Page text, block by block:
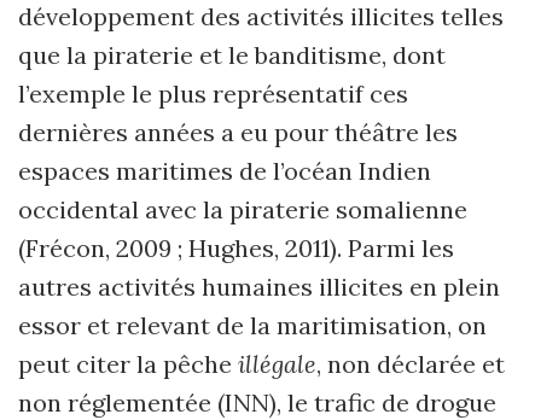
développement des activités illicites telles
que la piraterie et le banditisme, dont
l’exemple le plus représentatif ces
dernières années a eu pour théâtre les
espaces maritimes de l’océan Indien
occidental avec la piraterie somalienne
(Frécon, 2009 ; Hughes, 2011). Parmi les
autres activités humaines illicites en plein
essor et relevant de la maritimisation, on
peut citer la pêche illégale, non déclarée et
non réglementée (INN), le trafic de drogue